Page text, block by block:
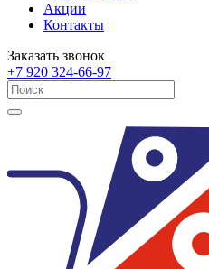
Акции
Контакты
Заказать звонок
+7 920 324-66-97